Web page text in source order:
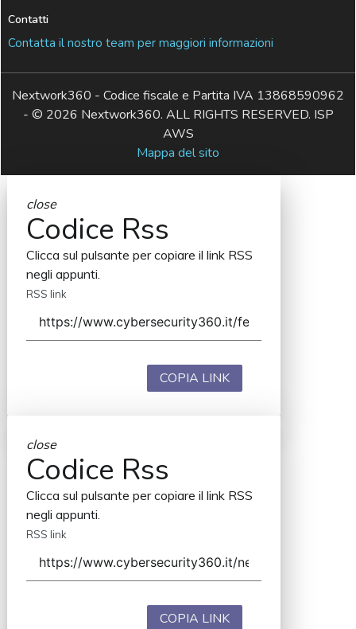
Contatti
Contatta il nostro team per maggiori informazioni
Nextwork360 - Codice fiscale e Partita IVA 13868590962
- © 2026 Nextwork360. ALL RIGHTS RESERVED. ISP
AWS
Mappa del sito
close
Codice Rss
Clicca sul pulsante per copiare il link RSS
negli appunti.
RSS link
COPIA LINK
close
Codice Rss
Clicca sul pulsante per copiare il link RSS
negli appunti.
RSS link
COPIA LINK